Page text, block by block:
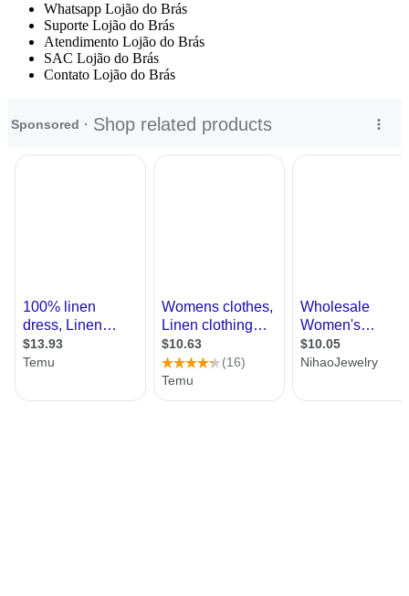
Whatsapp Lojão do Brás
Suporte Lojão do Brás
Atendimento Lojão do Brás
SAC Lojão do Brás
Contato Lojão do Brás